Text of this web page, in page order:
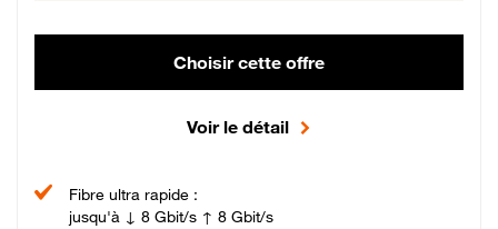
Choisir cette offre
Voir le détail
Fibre ultra rapide :
jusqu'à ↓ 8 Gbit/s ↑ 8 Gbit/s